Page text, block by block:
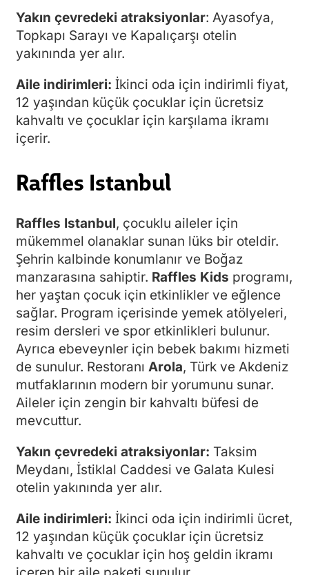
Yakın çevredeki atraksiyonlar: Ayasofya,
Topkapı Sarayı ve Kapalıçarşı otelin
yakınında yer alır.
Aile indirimleri: İkinci oda için indirimli fiyat,
12 yaşından küçük çocuklar için ücretsiz
kahvaltı ve çocuklar için karşılama ikramı
içerir.
Raffles Istanbul
Raffles Istanbul, çocuklu aileler için
mükemmel olanaklar sunan lüks bir oteldir.
Şehrin kalbinde konumlanır ve Boğaz
manzarasına sahiptir. Raffles Kids programı,
her yaştan çocuk için etkinlikler ve eğlence
sağlar. Program içerisinde yemek atölyeleri,
resim dersleri ve spor etkinlikleri bulunur.
Ayrıca ebeveynler için bebek bakımı hizmeti
de sunulur. Restoranı Arola, Türk ve Akdeniz
mutfaklarının modern bir yorumunu sunar.
Aileler için zengin bir kahvaltı büfesi de
mevcuttur.
Yakın çevredeki atraksiyonlar: Taksim
Meydanı, İstiklal Caddesi ve Galata Kulesi
otelin yakınında yer alır.
Aile indirimleri: İkinci oda için indirimli ücret,
12 yaşından küçük çocuklar için ücretsiz
kahvaltı ve çocuklar için hoş geldin ikramı